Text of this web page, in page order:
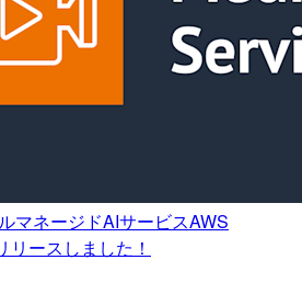
マネージドAIサービスAWS
ースしました！